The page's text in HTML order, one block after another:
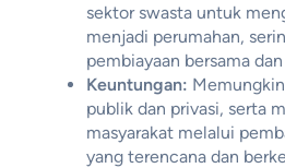
sektor swasta untuk
menjadi perumahan,
pembiayaan bersama
Keuntungan:
publik dan privasi, serta
masyarakat melalui
yang terencana dan